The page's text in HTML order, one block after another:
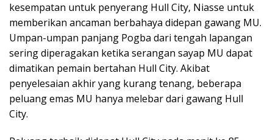
kesempatan untuk penyerang Hull City, Niasse untuk
memberikan ancaman berbahaya didepan gawang MU.
Umpan-umpan panjang Pogba dari tengah lapangan
sering diperagakan ketika serangan sayap MU dapat
dimatikan pemain bertahan Hull City. Akibat
penyelesaian akhir yang kurang tenang, beberapa
peluang emas MU hanya melebar dari gawang Hull
City.